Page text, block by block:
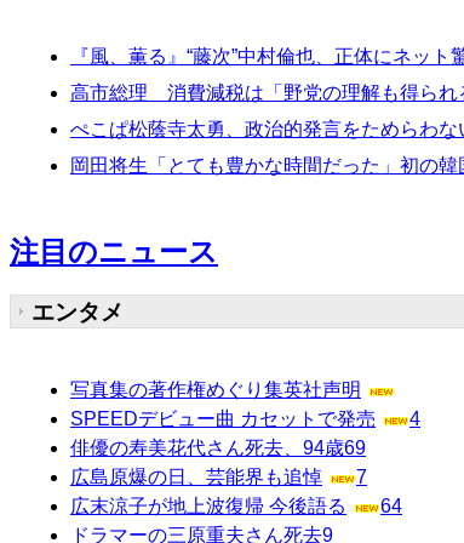
『風、薫る』“藤次”中村倫也、正体にネッ
高市総理 消費減税は「野党の理解も得られ
ぺこぱ松蔭寺太勇、政治的発言をためらわ
岡田将生「とても豊かな時間だった」初の
注目のニュース
エンタメ
写真集の著作権めぐり集英社声明
SPEEDデビュー曲 カセットで発売
4
俳優の寿美花代さん死去、94歳69
広島原爆の日、芸能界も追悼
7
広末涼子が地上波復帰 今後語る
64
ドラマーの三原重夫さん死去9